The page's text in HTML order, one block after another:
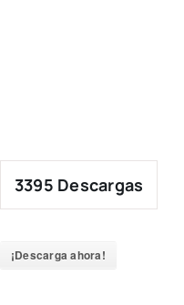
3395 Descargas
¡Descarga ahora!